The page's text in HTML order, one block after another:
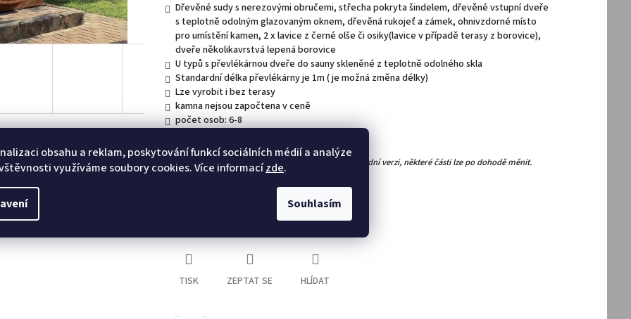
obsahu a reklam, poskytování funkcí sociálních médií a analýze
využíváme soubory cookies. Více informacízde.
Souhlasím
Dřevěné sudy s nerezovými obručemi, střecha pokryta šindelem, dřevěné vstupní dveře
s teplotně odolným glazovaným oknem, dřevěná rukojeť a zámek, ohnivzdorné místo
pro umístění kamen, 2 x lavice z černé olše či osiky(lavice v případě terasy z borovice),
dveře několikavrstvá lepená borovice
U typů s převlékárnou dveře do sauny skleněné z teplotně odolného skla
Standardní délka převlékárny je 1m ( je možná změna délky)
Lze vyrobit i bez terasy
kamna nejsou započtena v ceně
počet osob: 6-8
Doplňující informace: Tento výrobek je nabízen v základní verzi, některé části lze po dohodě měnit.
TISK ZEPTAT SE HLÍDAT